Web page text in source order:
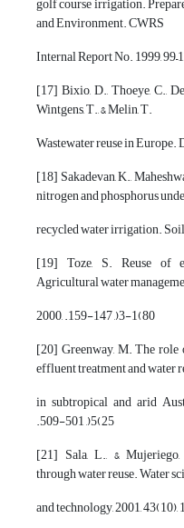
and Environment. CWRS
Internal Report No. 1999,
[17] Bixio, D., Thoeye, C.,
Wintgens, T., & Melin, T.
Wastewater reuse in
[18] Sakadevan, K.,
nitrogen and phosphorus
recycled water irrigation.
[19] Toze, S. Reuse of
Agricultural water
2000, .159-147 ,)3-1(80
[20] Greenway, M. The
effluent treatment and water
in subtropical and arid
.509-501 ,)5(25
[21] Sala, L., &
through water reuse. Water
and technology, 2001,